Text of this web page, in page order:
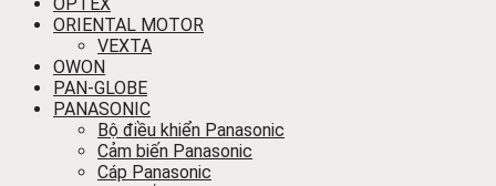
ORIENTAL MOTOR
VEXTA
OWON
PAN-GLOBE
PANASONIC
Bộ điều khiển Panasonic
Cảm biến Panasonic
Cáp Panasonic